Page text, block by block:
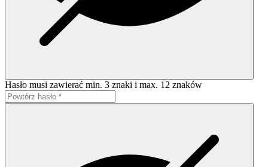
Hasło musi zawierać min. 3 znaki i max. 12 znaków